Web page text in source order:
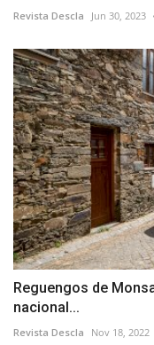
Revista Descla Jun 30, 2023
Reguengos de
nacional...
Revista Descla Nov 18, 2022